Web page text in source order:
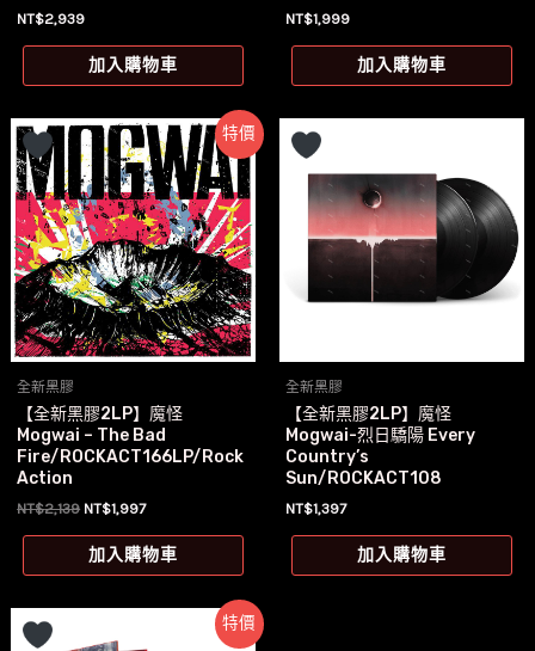
NT$2,939
加入購物車
NT$1,999
加入購物車
特價
全新黑膠
【全新黑膠2LP】魔怪
Mogwai – The Bad
Fire/ROCKACT166LP/Rock
Action
NT$2,139 原
價
格：
NT$1,997目
價
格：
加入購物車
全新黑膠
【全新黑膠2LP】魔怪
Mogwai-烈日驕陽 Every
Country’s
Sun/ROCKACT108
NT$1,397
加入購物車
特價